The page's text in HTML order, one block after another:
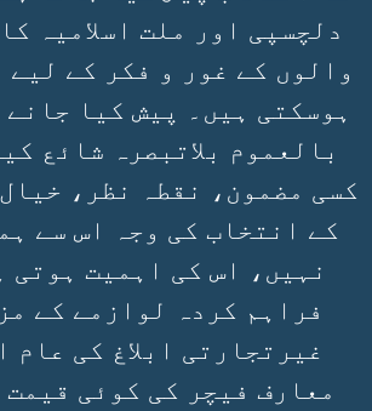
دلچسپی اور ملت اسلامیہ
والوں کے غور و فکر کے لیے
ہوسکتی ہیں۔ پیش کیا جانے
بالعموم بلاتبصرہ شائع
کسی مضمون، نقطہ نظر،
کے انتخاب کی وجہ اس سے
نہیں، اس کی اہمیت ہوتی
فراہم کردہ لوازمے کے
غیرتجارتی ابلاغ کی عام
معارف فیچر کی کوئی